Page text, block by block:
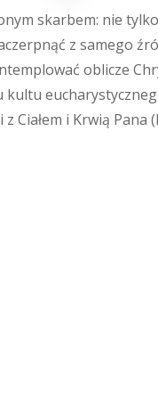
skarbem: nie
z samego
oblicze
kultu
Ciałem i Krwią Pana